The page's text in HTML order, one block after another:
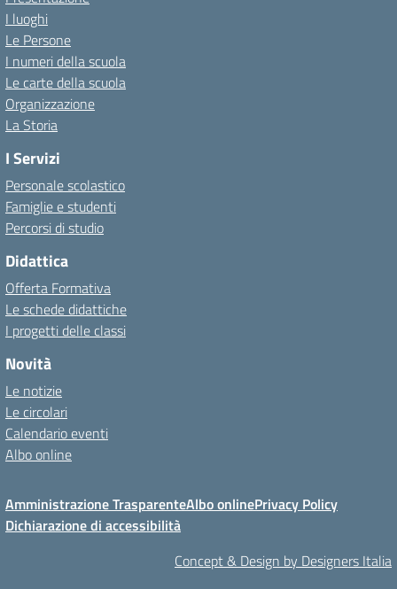
I luoghi
Le Persone
I numeri della scuola
Le carte della scuola
Organizzazione
La Storia
I Servizi
Personale scolastico
Famiglie e studenti
Percorsi di studio
Didattica
Offerta Formativa
Le schede didattiche
I progetti delle classi
Novità
Le notizie
Le circolari
Calendario eventi
Albo online
Amministrazione TrasparenteAlbo onlinePrivacy Policy
Dichiarazione di accessibilità
Concept & Design by Designers Italia